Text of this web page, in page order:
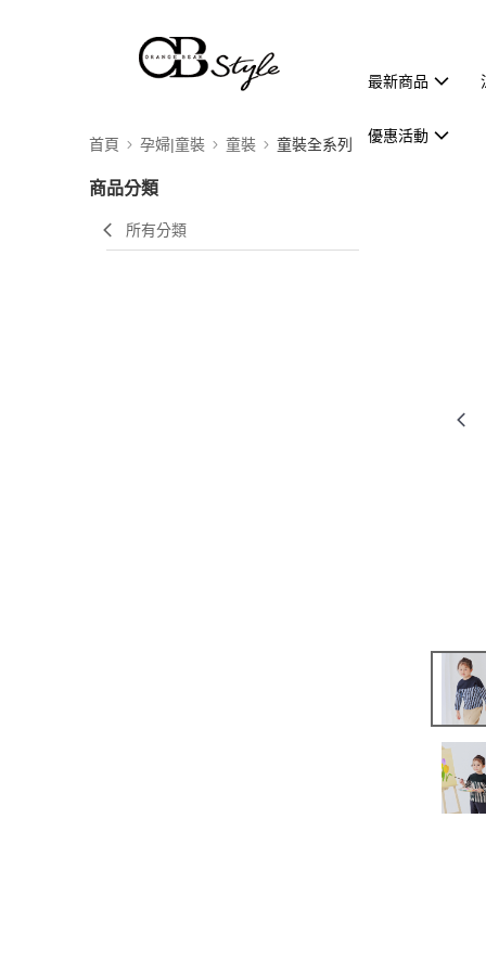
最新商品
優惠活動
首頁 孕婦|童裝 童裝 童裝全系列
商品分類
所有分類